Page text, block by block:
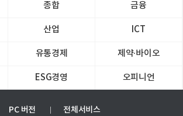
종합 금융
산업 ICT
유통경제 제약∙바이오
ESG경영 오피니언
PC 버전 전체서비스